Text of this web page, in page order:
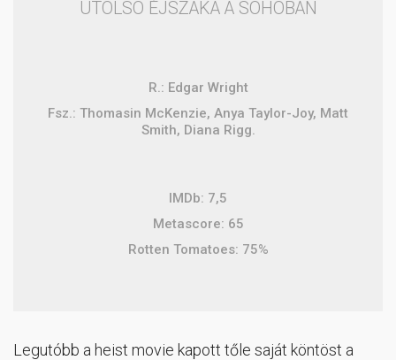
UTOLSÓ ÉJSZAKA A SOHÓBAN
R.: Edgar Wright
Fsz.: Thomasin McKenzie, Anya Taylor-Joy, Matt
Smith, Diana Rigg.
IMDb: 7,5
Metascore: 65
Rotten Tomatoes: 75%
Legutóbb a heist movie kapott tőle saját köntöst a